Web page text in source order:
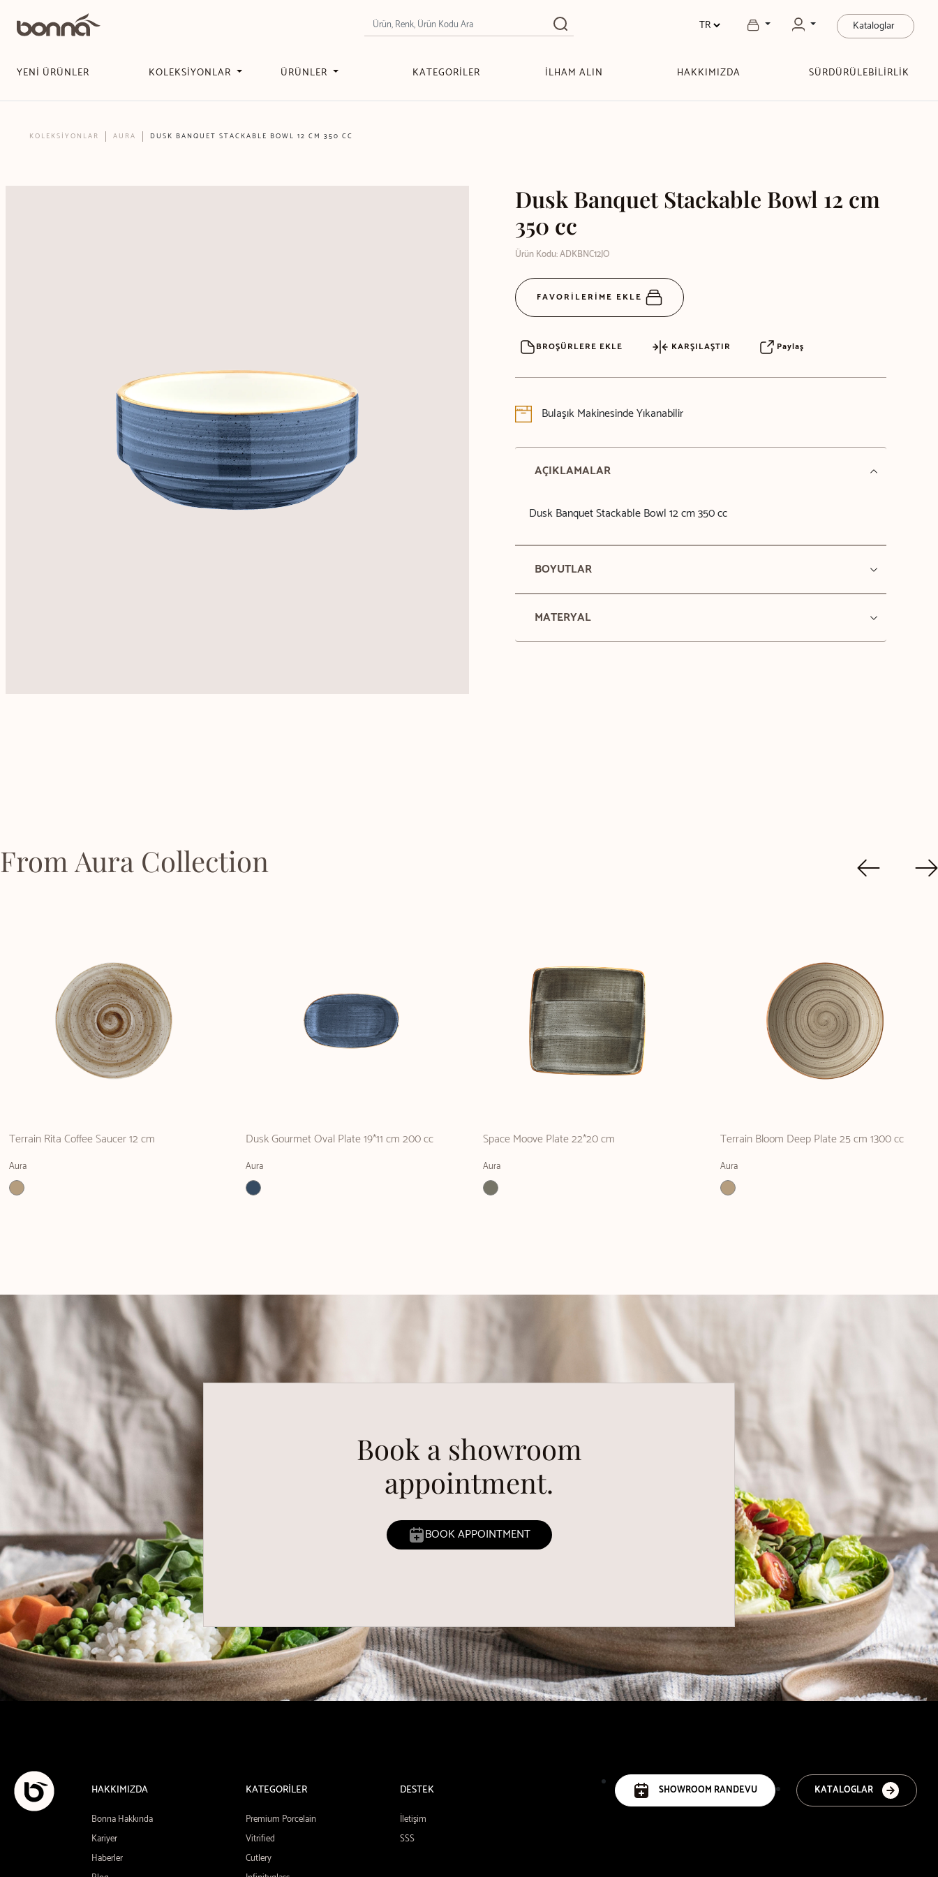
Kataloglar
YENİ ÜRÜNLER KOLEKSİYONLAR ÜRÜNLER KATEGORİLER İLHAM ALIN HAKKIMIZDA SÜRDÜRÜLEBİLİRLİK
KOLEKSİYONLAR AURA DUSK BANQUET STACKABLE BOWL 12 CM 350 CC
Dusk Banquet Stackable Bowl 12 cm
350 cc
Ürün Kodu: ADKBNC12JO
FAVORİLERİME EKLE
BROŞÜRLERE EKLE KARŞILAŞTIR Paylaş
Bulaşık Makinesinde Yıkanabilir
AÇIKLAMALAR
Dusk Banquet Stackable Bowl 12 cm 350 cc
BOYUTLAR
MATERYAL
From Aura Collection
Terrain Rita Coffee Saucer 12 cm
Aura
Dusk Gourmet Oval Plate 19*11 cm 200 cc
Aura
Space Moove Plate 22*20 cm
Aura
Terrain Bloom Deep Plate 25 cm 1300 cc
Aura
Book a showroom
appointment.
BOOK APPOINTMENT
HAKKIMIZDA
Bonna Hakkında
Kariyer
Haberler
KATEGORİLER
Premium Porcelain
Vitrified
Cutlery
DESTEK
İletişim
SSS
KATALOGLAR
SHOWROOM RANDEVU